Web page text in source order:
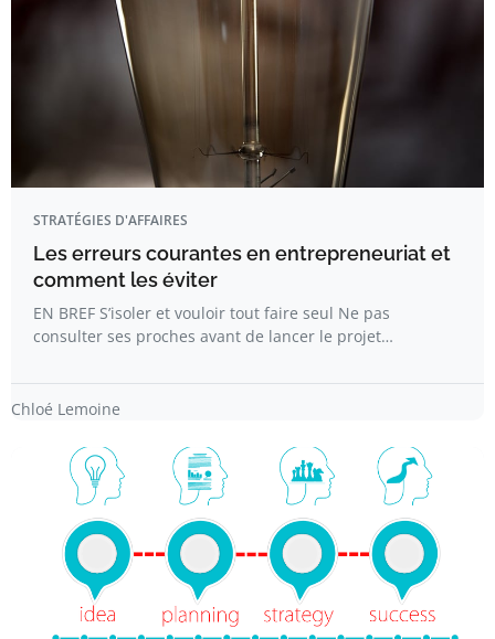
STRATÉGIES D'AFFAIRES
Les erreurs courantes en entrepreneuriat et
comment les éviter
EN BREF S’isoler et vouloir tout faire seul Ne pas
consulter ses proches avant de lancer le projet…
Chloé Lemoine